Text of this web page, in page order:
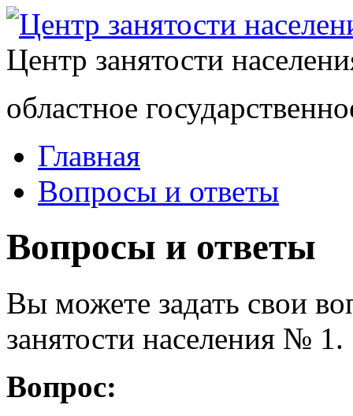
Центр занятости
областное
Главная
Вопросы и ответы
Вопросы и ответы
Вы можете задать свои
занятости населения № 1.
Вопрос: